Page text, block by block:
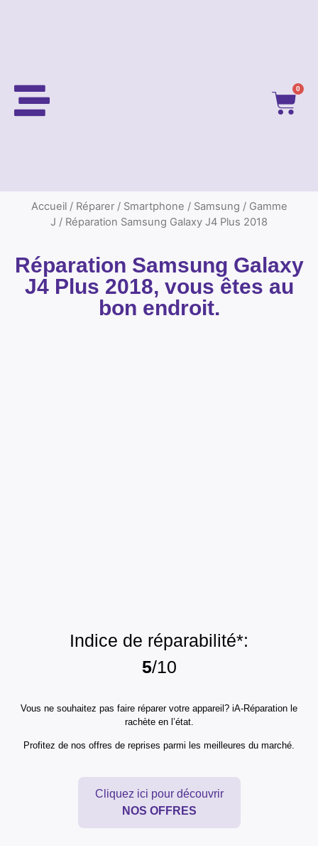
0
Accueil/ Réparer/ Smartphone / Samsung / Gamme
J / Réparation Samsung Galaxy J4 Plus 2018
Réparation Samsung Galaxy
J4 Plus 2018, vous êtes au
bon endroit.
Indice de réparabilité*:
5/10
Vous ne souhaitez pas faire réparer votre appareil? iA-Réparation le
rachète en l’état.
Profitez de nos offres de reprises parmi les meilleures du marché.
Cliquez ici pour découvrir
NOS OFFRES